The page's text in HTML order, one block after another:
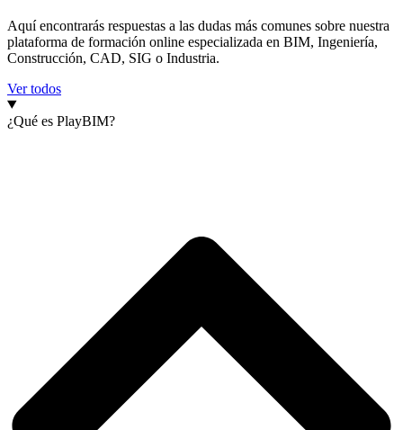
Aquí encontrarás respuestas a las dudas más comunes sobre nuestra
plataforma de formación online especializada en BIM, Ingeniería,
Construcción, CAD, SIG o Industria.
Ver todos
¿Qué es PlayBIM?